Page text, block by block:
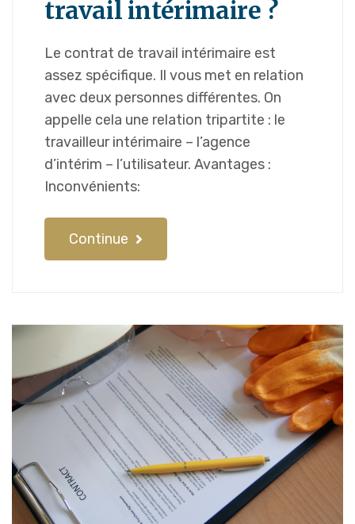
travail intérimaire ?
Le contrat de travail intérimaire est
assez spécifique. Il vous met en relation
avec deux personnes différentes. On
appelle cela une relation tripartite : le
travailleur intérimaire – l’agence
d’intérim – l’utilisateur. Avantages :
Inconvénients:
Continue